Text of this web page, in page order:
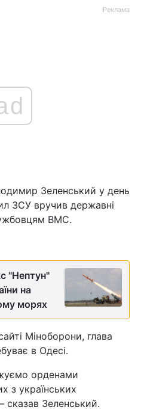
Реклама
Зеленський у день
ЗСУ вручив державні
ВМС.
"Нептун"
на
морях
Міноборони, глава
в Одесі.
орденами
з українських
сказав Зеленський.